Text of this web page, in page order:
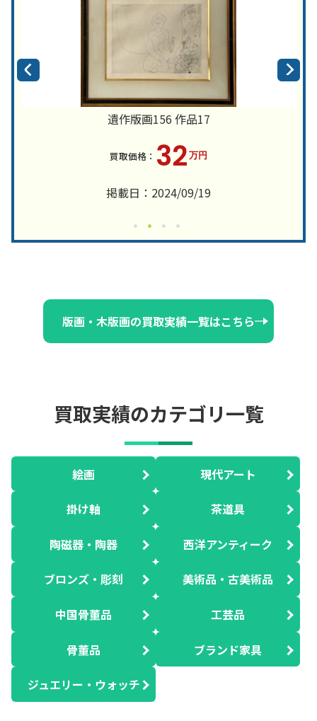
遺作版画156 作品17
32万円
掲載日：2024/09/19
版画・木版画の買取実績一覧はこちら
買取実績のカテゴリ一覧
絵画 現代アート
掛け軸 茶道具
陶磁器・陶器 西洋アンティーク
ブロンズ・彫刻 美術品・古美術品
中国骨董品 工芸品
骨董品 ブランド家具
ジュエリー・ウォッチ